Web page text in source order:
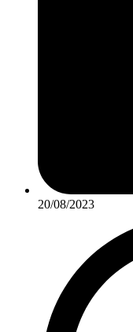
20/08/2023